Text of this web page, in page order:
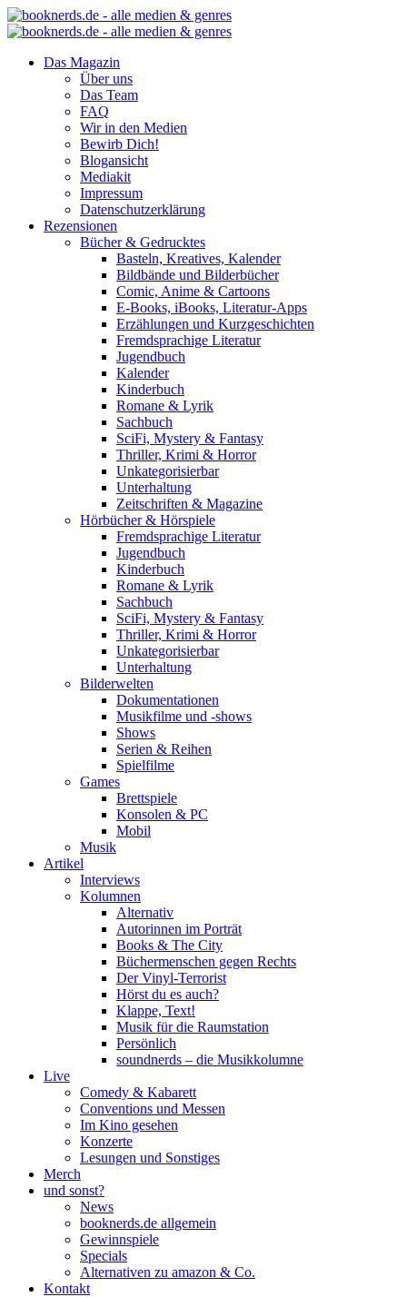
Das Magazin
Über uns
Das Team
FAQ
Wir in den Medien
Bewirb Dich!
Blogansicht
Mediakit
Impressum
Datenschutzerklärung
Rezensionen
Bücher & Gedrucktes
Basteln, Kreatives, Kalender
Bildbände und Bilderbücher
Comic, Anime & Cartoons
E-Books, iBooks, Literatur-Apps
Erzählungen und Kurzgeschichten
Fremdsprachige Literatur
Jugendbuch
Kalender
Kinderbuch
Romane & Lyrik
Sachbuch
SciFi, Mystery & Fantasy
Thriller, Krimi & Horror
Unkategorisierbar
Unterhaltung
Zeitschriften & Magazine
Hörbücher & Hörspiele
Fremdsprachige Literatur
Jugendbuch
Kinderbuch
Romane & Lyrik
Sachbuch
SciFi, Mystery & Fantasy
Thriller, Krimi & Horror
Unkategorisierbar
Unterhaltung
Bilderwelten
Dokumentationen
Musikfilme und -shows
Shows
Serien & Reihen
Spielfilme
Games
Brettspiele
Konsolen & PC
Mobil
Musik
Artikel
Interviews
Kolumnen
Alternativ
Autorinnen im Porträt
Books & The City
Büchermenschen gegen Rechts
Der Vinyl-Terrorist
Hörst du es auch?
Klappe, Text!
Musik für die Raumstation
Persönlich
soundnerds – die Musikkolumne
Live
Comedy & Kabarett
Conventions und Messen
Im Kino gesehen
Konzerte
Lesungen und Sonstiges
Merch
und sonst?
News
booknerds.de allgemein
Gewinnspiele
Specials
Alternativen zu amazon & Co.
Kontakt